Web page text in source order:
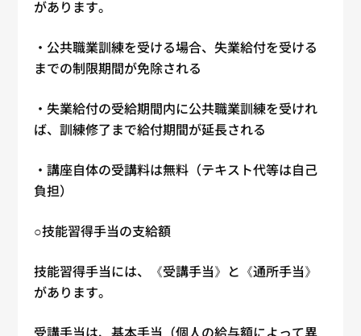
があります。
・公共職業訓練を受ける場合、失業給付を受ける
までの制限期間が免除される
・失業給付の受給期間内に公共職業訓練を受けれ
ば、訓練修了まで給付期間が延長される
・講座自体の受講料は無料（テキスト代等は自己
負担）
○技能習得手当の支給額
技能習得手当には、《受講手当》と《通所手当》
があります。
受講手当は、基本手当（個人の給与額によって異